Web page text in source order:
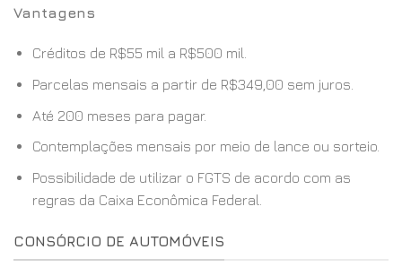
Vantagens
Créditos de R$55 mil a R$500 mil.
Parcelas mensais a partir de R$349,00 sem juros.
Até 200 meses para pagar.
Contemplações mensais por meio de lance ou sorteio.
Possibilidade de utilizar o FGTS de acordo com as
regras da Caixa Econômica Federal.
CONSÓRCIO DE AUTOMÓVEIS